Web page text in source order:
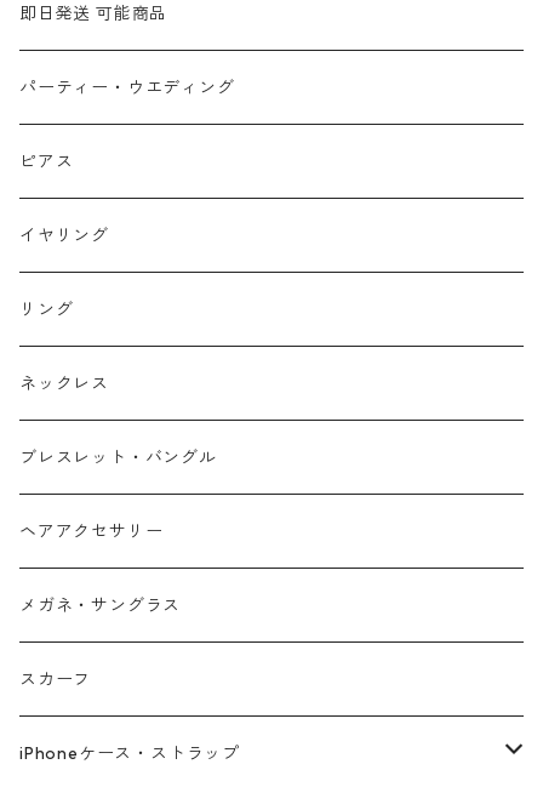
即日発送 可能商品
パーティー・ウエディング
ピアス
イヤリング
リング
ネックレス
ブレスレット・バングル
ヘアアクセサリー
メガネ・サングラス
スカーフ
iPhoneケース・ストラップ